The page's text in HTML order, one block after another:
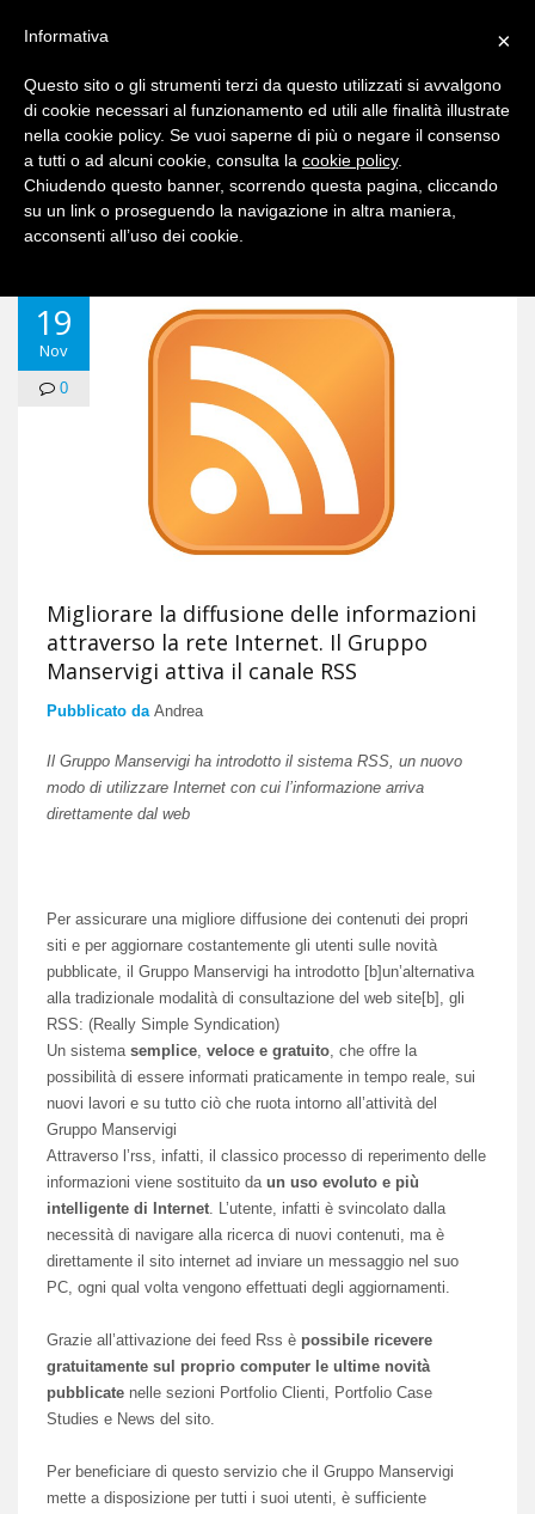
19
Nov
0
Migliorare la diffusione delle informazioni
attraverso la rete Internet. Il Gruppo
Manservigi attiva il canale RSS
Pubblicato da Andrea
Il Gruppo Manservigi ha introdotto il sistema RSS, un nuovo
modo di utilizzare Internet con cui l’informazione arriva
direttamente dal web
Per assicurare una migliore diffusione dei contenuti dei propri
siti e per aggiornare costantemente gli utenti sulle novità
pubblicate, il Gruppo Manservigi ha introdotto [b]un’alternativa
alla tradizionale modalità di consultazione del web site[b], gli
RSS: (Really Simple Syndication)
Un sistema semplice, veloce e gratuito, che offre la
possibilità di essere informati praticamente in tempo reale, sui
nuovi lavori e su tutto ciò che ruota intorno all’attività del
Gruppo Manservigi
Attraverso l’rss, infatti, il classico processo di reperimento delle
informazioni viene sostituito da un uso evoluto e più
intelligente di Internet. L’utente, infatti è svincolato dalla
necessità di navigare alla ricerca di nuovi contenuti, ma è
direttamente il sito internet ad inviare un messaggio nel suo
PC, ogni qual volta vengono effettuati degli aggiornamenti.
Grazie all’attivazione dei feed Rss è possibile ricevere
gratuitamente sul proprio computer le ultime novità
pubblicate nelle sezioni Portfolio Clienti, Portfolio Case
Studies e News del sito.
Per beneficiare di questo servizio che il Gruppo Manservigi
mette a disposizione per tutti i suoi utenti, è sufficiente
×
Informativa
Questo sito o gli strumenti terzi da questo utilizzati si avvalgono
di cookie necessari al funzionamento ed utili alle finalità illustrate
nella cookie policy. Se vuoi saperne di più o negare il consenso
a tutti o ad alcuni cookie, consulta la cookie policy.
Chiudendo questo banner, scorrendo questa pagina, cliccando
su un link o proseguendo la navigazione in altra maniera,
acconsenti all’uso dei cookie.